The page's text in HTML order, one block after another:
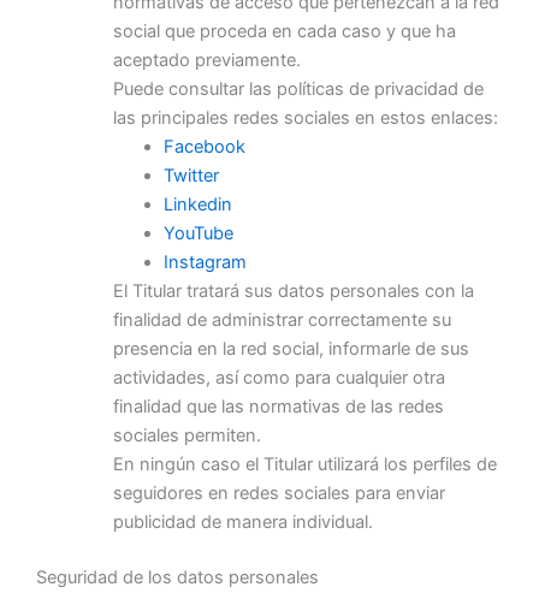
social que proceda en cada caso y que ha
aceptado previamente.
Puede consultar las políticas de privacidad de
las principales redes sociales en estos enlaces:
Facebook
Twitter
Linkedin
YouTube
Instagram
El Titular tratará sus datos personales con la
finalidad de administrar correctamente su
presencia en la red social, informarle de sus
actividades, así como para cualquier otra
finalidad que las normativas de las redes
sociales permiten.
En ningún caso el Titular utilizará los perfiles de
seguidores en redes sociales para enviar
publicidad de manera individual.
Seguridad de los datos personales